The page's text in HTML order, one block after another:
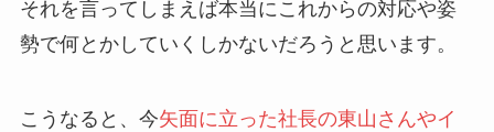
それを言ってしまえば本当にこれからの対応や姿
勢で何とかしていくしかないだろうと思います。
こうなると、今矢面に立った社長の東山さんやイ